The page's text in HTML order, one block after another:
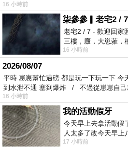
16 小時前
柒參參▎老宅2 /
老宅2 / 7 - 歡迎回家
三樓，廄，大崽蕥，
個人整整齊齊地站在
16 小時前
2026/08/07
平時 崽崽幫忙過磅 都是玩一下玩一下 今
到水泄不通 塞到爆炸 / 不過從崽崽自己
16 小時前
我的活動假牙
今天早上去拿活動假
人太多了改今天早
去西螺農會~回到莿
17 小時前